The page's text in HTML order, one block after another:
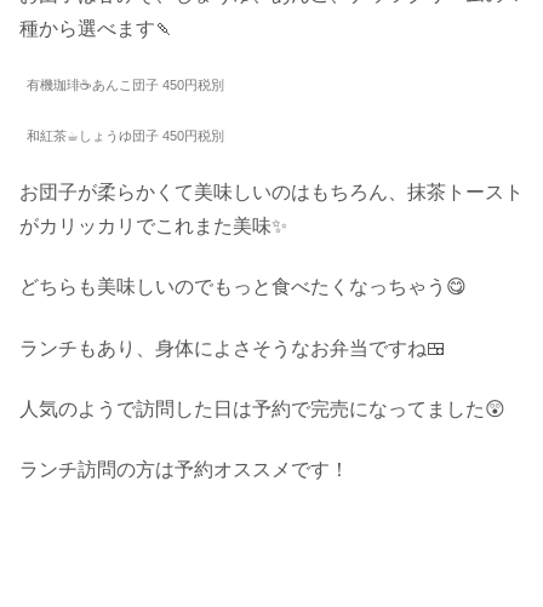
種から選べます🍡
有機珈琲☕️あんこ団子 450円税別
和紅茶☕︎しょうゆ団子 450円税別
お団子が柔らかくて美味しいのはもちろん、抹茶トースト
がカリッカリでこれまた美味✨
どちらも美味しいのでもっと食べたくなっちゃう😋
ランチもあり、身体によさそうなお弁当ですね🍱
人気のようで訪問した日は予約で完売になってました😲
ランチ訪問の方は予約オススメです！